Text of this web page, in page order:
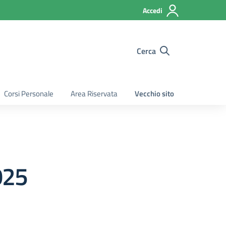
Accedi
Cerca
Corsi Personale Area Riservata Vecchio sito